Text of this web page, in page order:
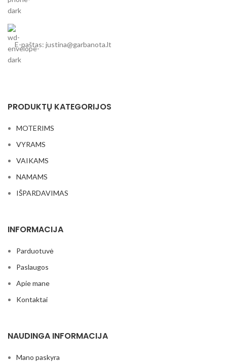
E-paštas: justina@garbanota.lt
PRODUKTŲ KATEGORIJOS
MOTERIMS
VYRAMS
VAIKAMS
NAMAMS
IŠPARDAVIMAS
INFORMACIJA
Parduotuvė
Paslaugos
Apie mane
Kontaktai
NAUDINGA INFORMACIJA
Mano paskyra